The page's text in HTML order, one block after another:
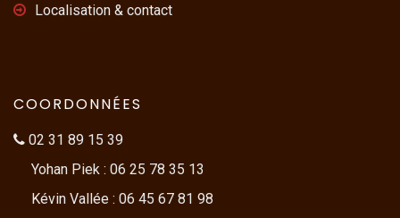
Localisation & contact
COORDONNÉES
02 31 89 15 39
Yohan Piek : 06 25 78 35 13
Kévin Vallée : 06 45 67 81 98